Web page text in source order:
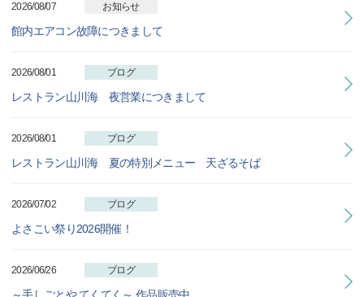
2026/08/07 お知らせ
館内エアコン故障につきまして
2026/08/01 ブログ
レストラン山川海 夜営業につきまして
2026/08/01 ブログ
レストラン山川海 夏の特別メニュー 天ざるそば
2026/07/02 ブログ
よさこい祭り2026開催！
2026/06/26 ブログ